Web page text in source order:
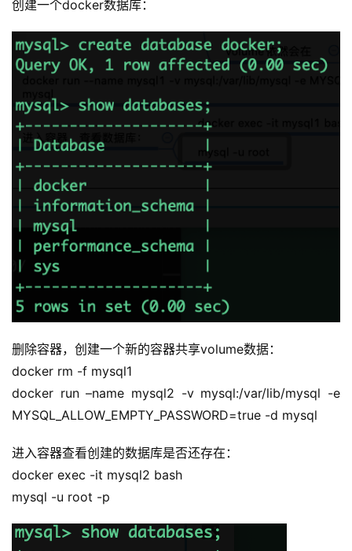
创建一个docker数据库：
删除容器，创建一个新的容器共享volume数据：
docker rm -f mysql1
docker run –name mysql2 -v mysql:/var/lib/mysql -e
MYSQL_ALLOW_EMPTY_PASSWORD=true -d mysql
进入容器查看创建的数据库是否还存在：
docker exec -it mysql2 bash
mysql -u root -p